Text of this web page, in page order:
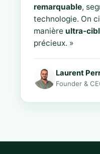
remarquable,
technologie. On
manière ultra-
précieux. »
Laurent
Founder &